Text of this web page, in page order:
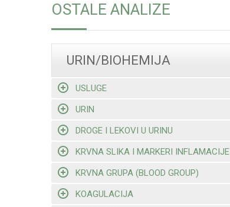
OSTALE ANALIZE
URIN/BIOHEMIJA
USLUGE
URIN
DROGE I LEKOVI U URINU
KRVNA SLIKA I MARKERI INFLAMACIJE
KRVNA GRUPA (BLOOD GROUP)
KOAGULACIJA